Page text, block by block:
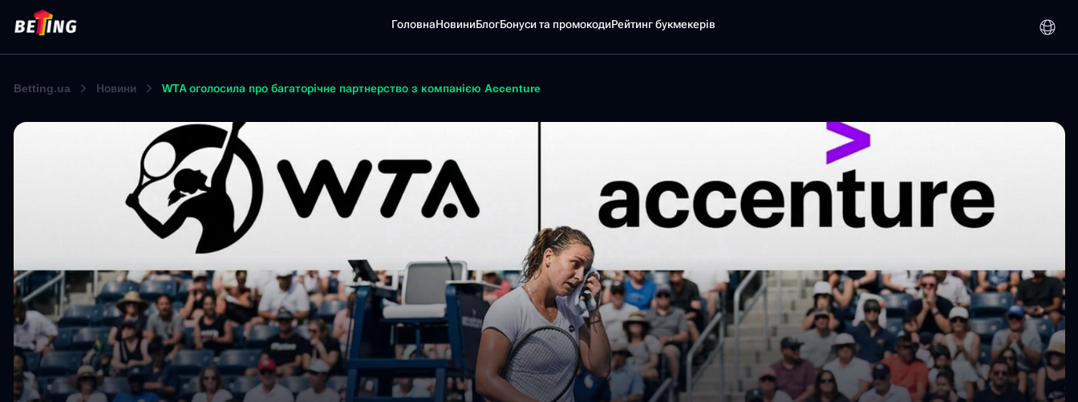
ГоловнаНовиниБлогБонуси та промокодиPейтинг букмекерів
Betting.ua Новини WTA оголосила про багаторічне партнерство з компанією Accenture